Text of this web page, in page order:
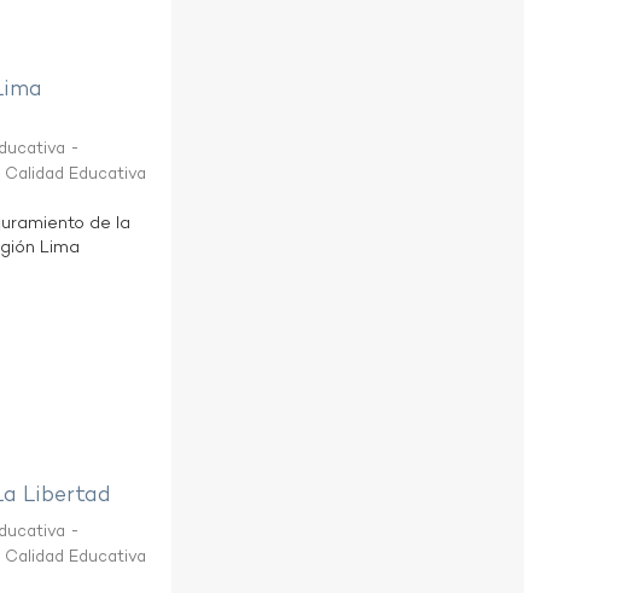
-
Educativa
de la
Lima
Libertad
-
Educativa